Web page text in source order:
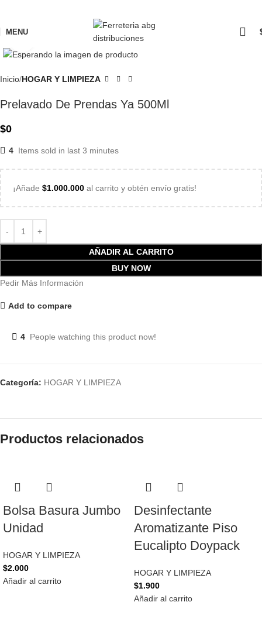
MENU
Inicio HOGAR Y LIMPIEZA
Prelavado De Prendas Ya 500Ml
$0
4 Items sold in last 3 minutes
¡Añade $1.000.000 al carrito y obtén envío gratis!
AÑADIR AL CARRITO
BUY NOW
Pedir Más Información
Add to compare
4 People watching this product now!
Categoría: HOGAR Y LIMPIEZA
Productos relacionados
Bolsa Basura Jumbo
Unidad
HOGAR Y LIMPIEZA
$2.000
Añadir al carrito
Desinfectante
Aromatizante Piso
Eucalipto Doypack
HOGAR Y LIMPIEZA
$1.900
Añadir al carrito